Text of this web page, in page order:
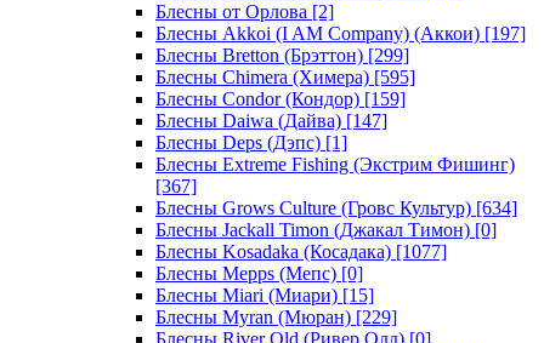
Блесны от Орлова [2]
Блесны Akkoi (I AM Company) (Аккои) [197]
Блесны Bretton (Брэттон) [299]
Блесны Chimera (Химера) [595]
Блесны Condor (Кондор) [159]
Блесны Daiwa (Дайва) [147]
Блесны Deps (Дэпс) [1]
Блесны Extreme Fishing (Экстрим Фишинг)
[367]
Блесны Grows Culture (Гровс Культур) [634]
Блесны Jackall Timon (Джакал Тимон) [0]
Блесны Kosadaka (Косадака) [1077]
Блесны Mepps (Мепс) [0]
Блесны Miari (Миари) [15]
Блесны Myran (Мюран) [229]